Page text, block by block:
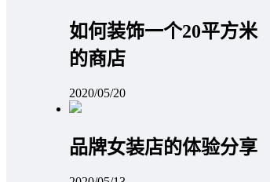
如何装饰一个20平方米
的商店
2020/05/20
品牌女装店的体验分享